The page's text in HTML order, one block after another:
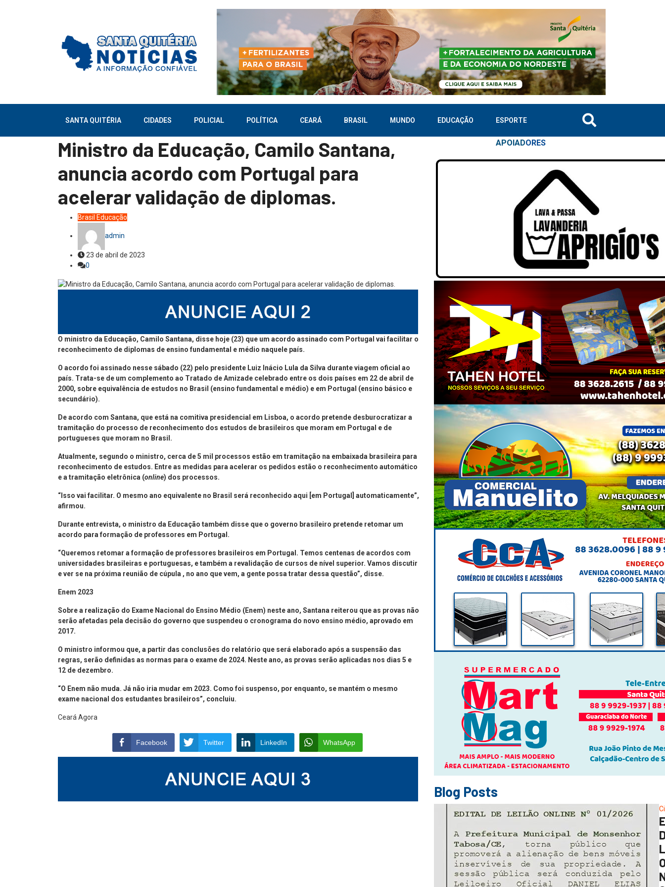
SANTA QUITÉRIA CIDADES POLICIAL POLÍTICA CEARÁ BRASIL MUNDO EDUCAÇÃO ESPORTE
Ministro da Educação, Camilo Santana,
anuncia acordo com Portugal para
acelerar validação de diplomas.
Brasil Educação
admin
23 de abril de 2023
0
O ministro da Educação, Camilo Santana, disse hoje (23) que um acordo assinado com Portugal vai facilitar o
reconhecimento de diplomas de ensino fundamental e médio naquele país.
O acordo foi assinado nesse sábado (22) pelo presidente Luiz Inácio Lula da Silva durante viagem oficial ao
país. Trata-se de um complemento ao Tratado de Amizade celebrado entre os dois países em 22 de abril de
2000, sobre equivalência de estudos no Brasil (ensino fundamental e médio) e em Portugal (ensino básico e
secundário).
De acordo com Santana, que está na comitiva presidencial em Lisboa, o acordo pretende desburocratizar a
tramitação do processo de reconhecimento dos estudos de brasileiros que moram em Portugal e de
portugueses que moram no Brasil.
Atualmente, segundo o ministro, cerca de 5 mil processos estão em tramitação na embaixada brasileira para
reconhecimento de estudos. Entre as medidas para acelerar os pedidos estão o reconhecimento automático
e a tramitação eletrônica (online) dos processos.
“Isso vai facilitar. O mesmo ano equivalente no Brasil será reconhecido aqui [em Portugal] automaticamente”,
afirmou.
Durante entrevista, o ministro da Educação também disse que o governo brasileiro pretende retomar um
acordo para formação de professores em Portugal.
“Queremos retomar a formação de professores brasileiros em Portugal. Temos centenas de acordos com
universidades brasileiras e portuguesas, e também a revalidação de cursos de nível superior. Vamos discutir
e ver se na próxima reunião de cúpula , no ano que vem, a gente possa tratar dessa questão”, disse.
Enem 2023
Sobre a realização do Exame Nacional do Ensino Médio (Enem) neste ano, Santana reiterou que as provas não
serão afetadas pela decisão do governo que suspendeu o cronograma do novo ensino médio, aprovado em
2017.
O ministro informou que, a partir das conclusões do relatório que será elaborado após a suspensão das
regras, serão definidas as normas para o exame de 2024. Neste ano, as provas serão aplicadas nos dias 5 e
12 de dezembro.
“O Enem não muda. Já não iria mudar em 2023. Como foi suspenso, por enquanto, se mantém o mesmo
exame nacional dos estudantes brasileiros”, concluiu.
Ceará Agora
Facebook Twitter LinkedIn WhatsApp
APOIADORES
Blog Posts